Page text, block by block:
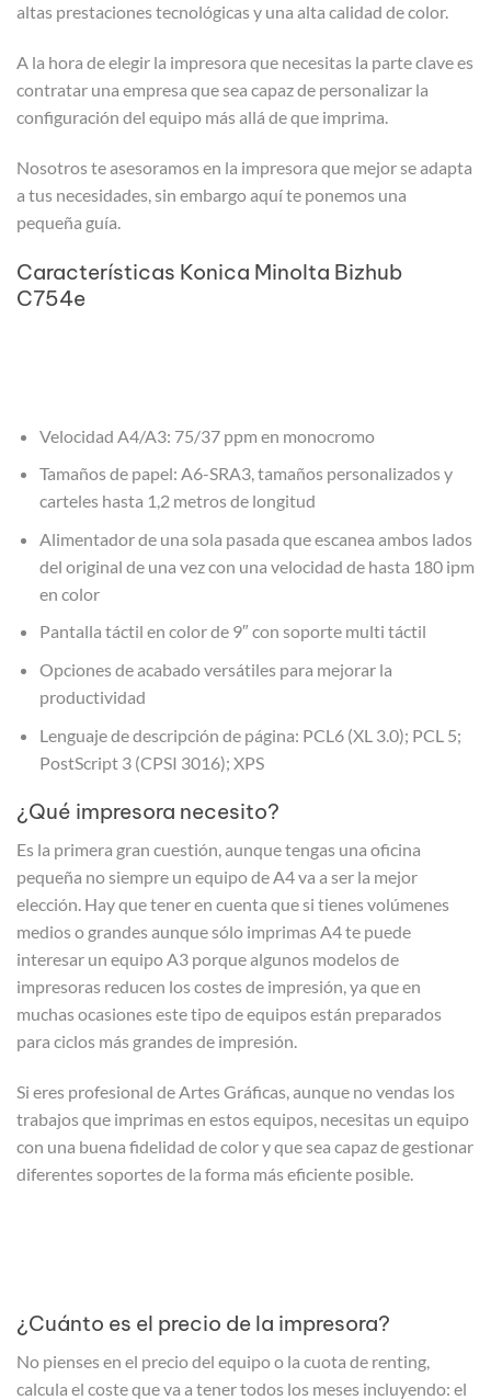
altas prestaciones tecnológicas y una alta calidad de color.
A la hora de elegir la impresora que necesitas la parte clave es
contratar una empresa que sea capaz de personalizar la
configuración del equipo más allá de que imprima.
Nosotros te asesoramos en la impresora que mejor se adapta
a tus necesidades, sin embargo aquí te ponemos una
pequeña guía.
Características Konica Minolta Bizhub
C754e
Velocidad A4/A3: 75/37 ppm en monocromo
Tamaños de papel: A6-SRA3, tamaños personalizados y
carteles hasta 1,2 metros de longitud
Alimentador de una sola pasada que escanea ambos lados
del original de una vez con una velocidad de hasta 180 ipm
en color
Pantalla táctil en color de 9″ con soporte multi táctil
Opciones de acabado versátiles para mejorar la
productividad
Lenguaje de descripción de página: PCL6 (XL 3.0); PCL 5;
PostScript 3 (CPSI 3016); XPS
¿Qué impresora necesito?
Es la primera gran cuestión, aunque tengas una oficina
pequeña no siempre un equipo de A4 va a ser la mejor
elección. Hay que tener en cuenta que si tienes volúmenes
medios o grandes aunque sólo imprimas A4 te puede
interesar un equipo A3 porque algunos modelos de
impresoras reducen los costes de impresión, ya que en
muchas ocasiones este tipo de equipos están preparados
para ciclos más grandes de impresión.
Si eres profesional de Artes Gráficas, aunque no vendas los
trabajos que imprimas en estos equipos, necesitas un equipo
con una buena fidelidad de color y que sea capaz de gestionar
diferentes soportes de la forma más eficiente posible.
¿Cuánto es el precio de la impresora?
No pienses en el precio del equipo o la cuota de renting,
calcula el coste que va a tener todos los meses incluyendo: el